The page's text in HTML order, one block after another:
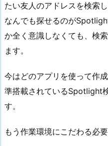
たい友人のアドレスを検索
なんでも探せるのが
か全く意識しなくても、検
ます。
今はどのアプリを使って作
準搭載されているSpotlight
す。
もう作業環境にこだわる必